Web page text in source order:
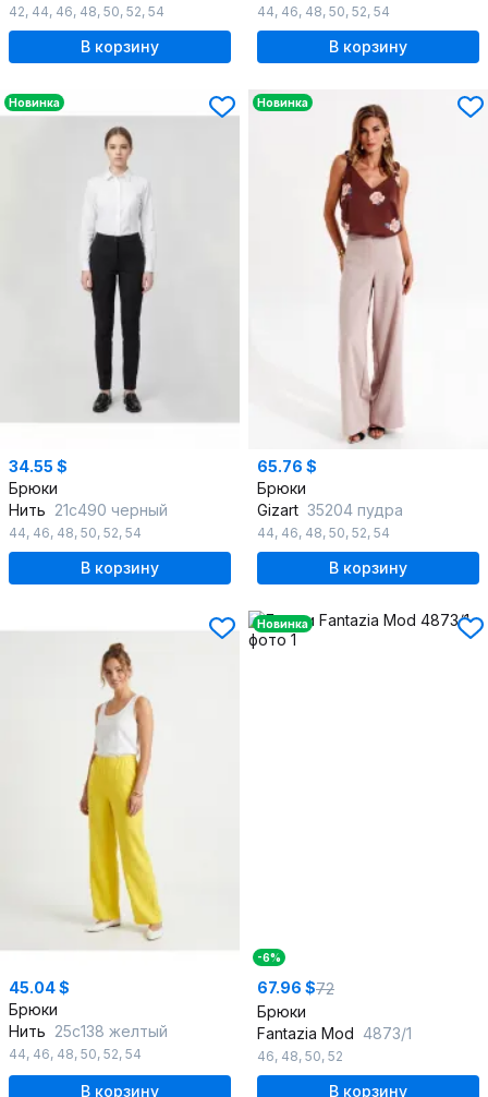
42, 44, 46, 48, 50, 52, 54
В корзину
44, 46, 48, 50, 52, 54
В корзину
Новинка
34.55 $
Брюки
Нить 21с490 черный
44, 46, 48, 50, 52, 54
В корзину
Новинка
65.76 $
Брюки
Gizart 35204 пудра
44, 46, 48, 50, 52, 54
В корзину
45.04 $
Брюки
Нить 25с138 желтый
44, 46, 48, 50, 52, 54
В корзину
Новинка
-6%
67.96 $72
Брюки
Fantazia Mod 4873/1
46, 48, 50, 52
В корзину